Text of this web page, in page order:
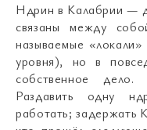
Ндрин в Калабрии —
связаны между
называемые
уровня), но в
собственное дело.
Раздавить одну
работать; задержать